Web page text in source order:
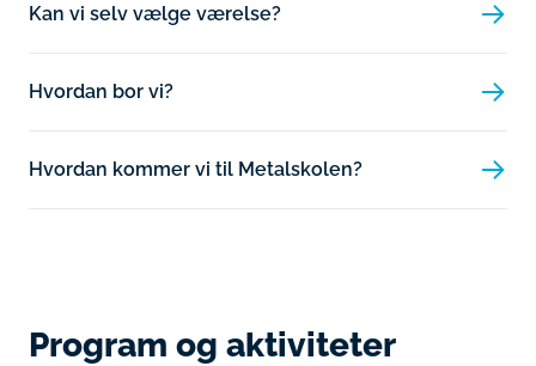
Kan vi selv vælge værelse?
Hvordan bor vi?
Hvordan kommer vi til Metalskolen?
Program og aktiviteter